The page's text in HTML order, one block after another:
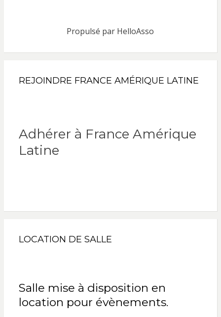
Propulsé par HelloAsso
REJOINDRE FRANCE AMÉRIQUE LATINE
Adhérer à France Amérique
Latine
LOCATION DE SALLE
Salle mise à disposition en
location pour évènements.